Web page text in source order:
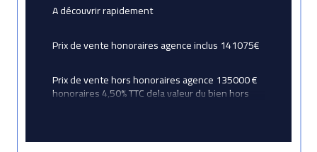
A découvrir rapidement
Prix de vente honoraires agence inclus 141075€
Prix de vente hors honoraires agence 135000 €
honoraires 4,50% TTC dela valeur du bien hors
Contacter votre conseiller AvictoriaImmobilier